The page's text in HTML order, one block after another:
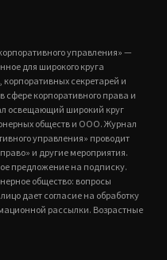
управления» —
для широкого круга
корпоративных секретарей и
сфере корпоративного права и
освещающий широкий круг
обществ и ООО. Журнал
управления» проводит
и другие мероприятия.
предложение на подписку.
общество: вопросы
дает согласие на обработку
рассылки. Возрастные